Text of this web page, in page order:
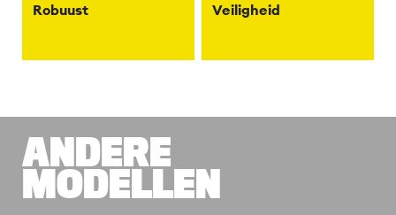
Robuust Veiligheid
ANDERE
MODELLEN